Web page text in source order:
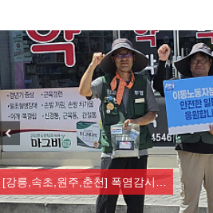
[강릉,속초,원주,춘천] 폭염감시…